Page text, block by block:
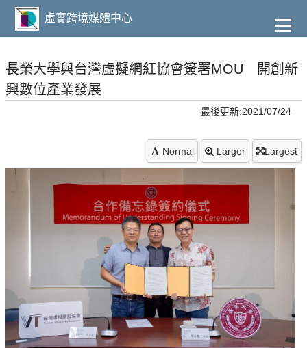
主
要
容
虛實跨境媒體中心
長榮大學與台灣虛擬網紅協會簽署MOU 開創新
興數位產業發展
最後更新:2021/07/24
Normal Larger Largest